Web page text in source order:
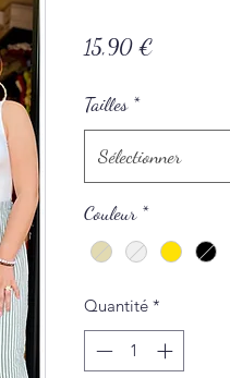
15,90 €
Tailles *
Sélectionner
Couleur *
Quantité *